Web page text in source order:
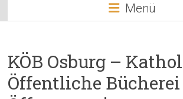
Menü
KÖB Osburg –
Öffentliche Bücherei